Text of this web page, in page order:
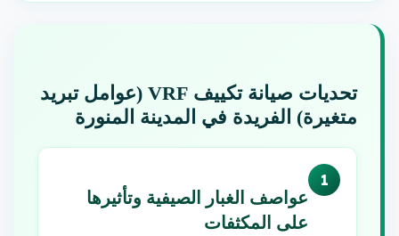
تحديات صيانة تكييف VRF (عوامل تبريد
متغيرة) الفريدة في المدينة المنورة
1
عواصف الغبار الصيفية وتأثيرها
على المكثفات